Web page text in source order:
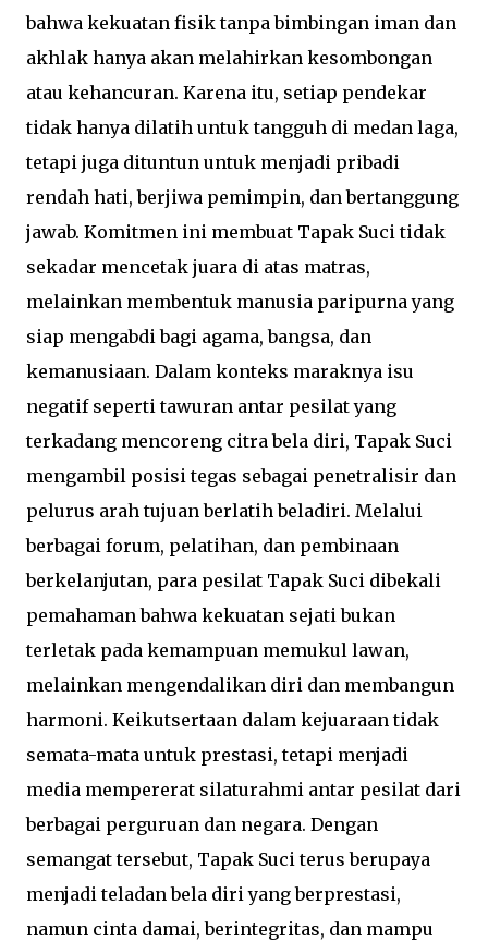
bahwa kekuatan fisik tanpa bimbingan iman dan
akhlak hanya akan melahirkan kesombongan
atau kehancuran. Karena itu, setiap pendekar
tidak hanya dilatih untuk tangguh di medan laga,
tetapi juga dituntun untuk menjadi pribadi
rendah hati, berjiwa pemimpin, dan bertanggung
jawab. Komitmen ini membuat Tapak Suci tidak
sekadar mencetak juara di atas matras,
melainkan membentuk manusia paripurna yang
siap mengabdi bagi agama, bangsa, dan
kemanusiaan. Dalam konteks maraknya isu
negatif seperti tawuran antar pesilat yang
terkadang mencoreng citra bela diri, Tapak Suci
mengambil posisi tegas sebagai penetralisir dan
pelurus arah tujuan berlatih beladiri. Melalui
berbagai forum, pelatihan, dan pembinaan
berkelanjutan, para pesilat Tapak Suci dibekali
pemahaman bahwa kekuatan sejati bukan
terletak pada kemampuan memukul lawan,
melainkan mengendalikan diri dan membangun
harmoni. Keikutsertaan dalam kejuaraan tidak
semata-mata untuk prestasi, tetapi menjadi
media mempererat silaturahmi antar pesilat dari
berbagai perguruan dan negara. Dengan
semangat tersebut, Tapak Suci terus berupaya
menjadi teladan bela diri yang berprestasi,
namun cinta damai, berintegritas, dan mampu